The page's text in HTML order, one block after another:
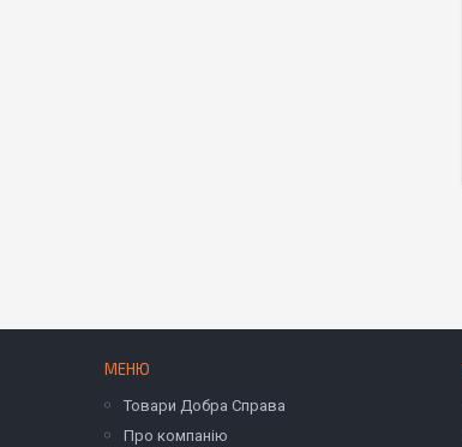
МЕНЮ
Товари Добра Справа
Про компанію